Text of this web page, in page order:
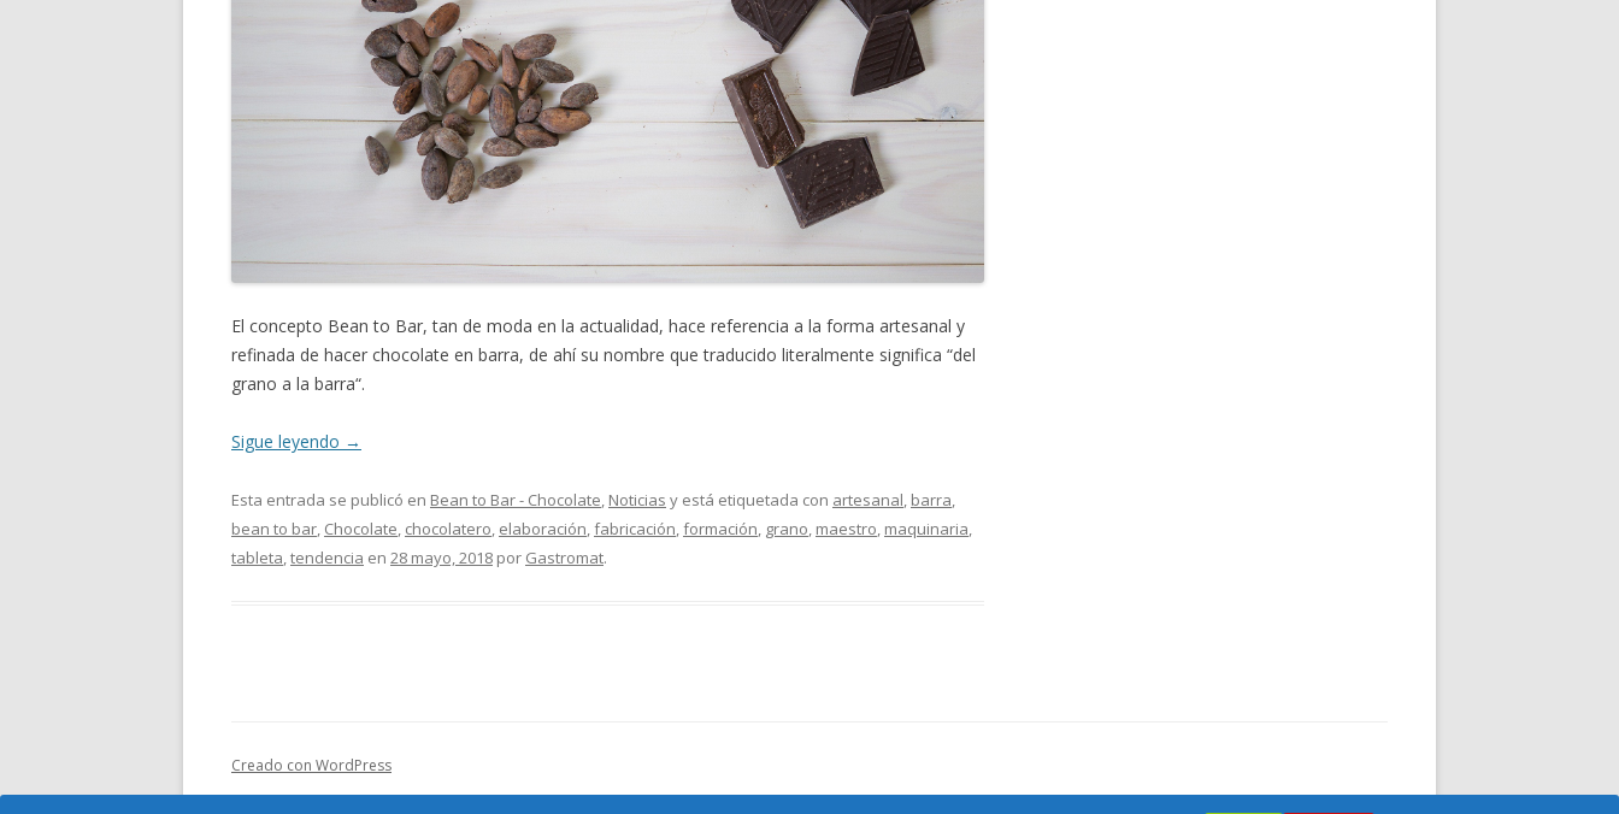
El concepto Bean to Bar, tan de moda en la actualidad, hace referencia a la forma artesanal y
refinada de hacer chocolate en barra, de ahí su nombre que traducido literalmente significa “del
grano a la barra“.
Sigue leyendo →
Esta entrada se publicó en Bean to Bar - Chocolate, Noticias y está etiquetada con artesanal, barra,
bean to bar, Chocolate, chocolatero, elaboración,fabricación,formación, grano, maestro, maquinaria,
tableta,tendencia en 28 mayo, 2018 por Gastromat.
Creado con WordPress